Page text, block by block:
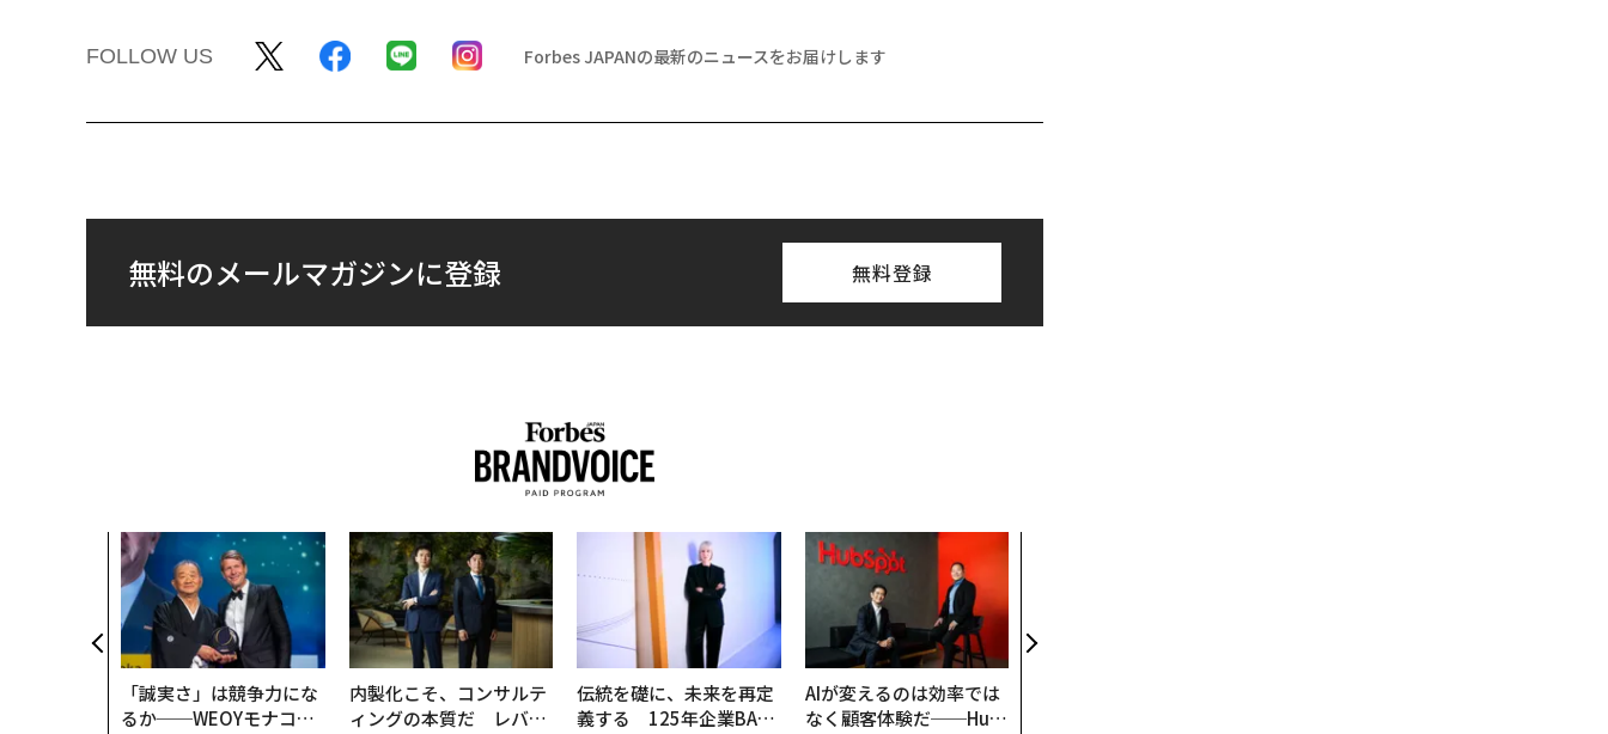
FOLLOW US Forbes JAPANの最新のニュースをお届けします
無料のメールマガジンに登録 無料登録
「誠実さ」は競争力にな
るか──WEOYモナコで
内製化こそ、コンサルテ
ィングの本質だ レバレ
伝統を礎に、未来を再定
義する 125年企業BAT
AIが変えるのは効率では
なく顧客体験だ──Hub